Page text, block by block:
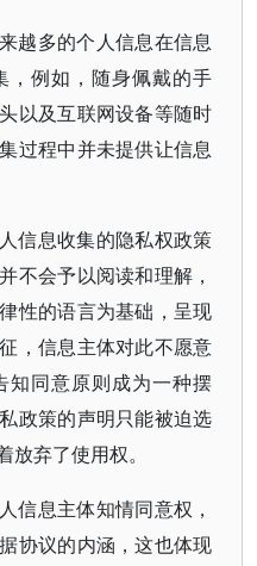
越多的个人信息在信息
，例如，随身佩戴的手
以及互联网设备等随时
过程中并未提供让信息
信息收集的隐私权政策
不会予以阅读和理解，
性的语言为基础，呈现
，信息主体对此不愿意
知同意原则成为一种摆
政策的声明只能被迫选
弃了使用权。
信息主体知情同意权，
协议的内涵，这也体现